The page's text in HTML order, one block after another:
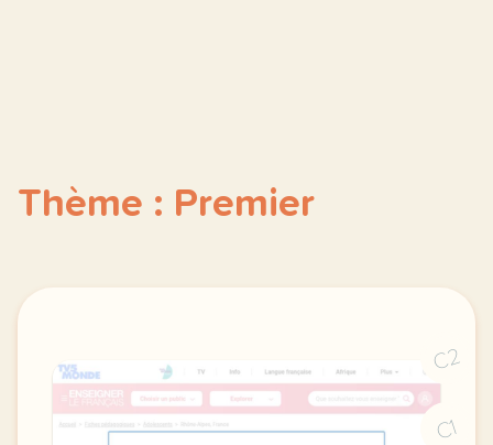
Thème : Premier
C2
C1